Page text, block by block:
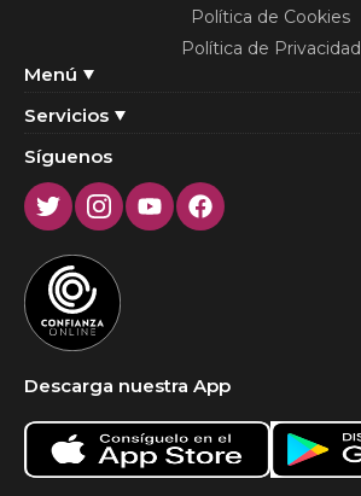
Menú
Servicios
Política de Cookies
Política de Privacidad
Síguenos
TwitterInstagram
YoutubeFacebook
Descarga nuestra App